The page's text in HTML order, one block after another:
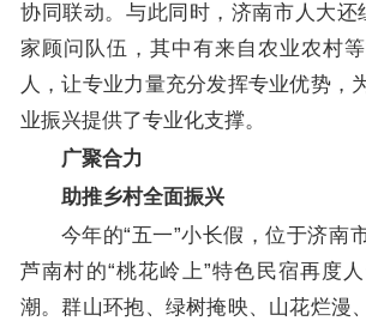
协同联动。与此同时，济南市人大还
家顾问队伍，其中有来自农业农村
人，让专业力量充分发挥专业优势，
业振兴提供了专业化支撑。
广聚合力
助推乡村全面振兴
今年的“五一”小长假，位于济南
芦南村的“桃花岭上”特色民宿再度
潮。群山环抱、绿树掩映、山花烂漫